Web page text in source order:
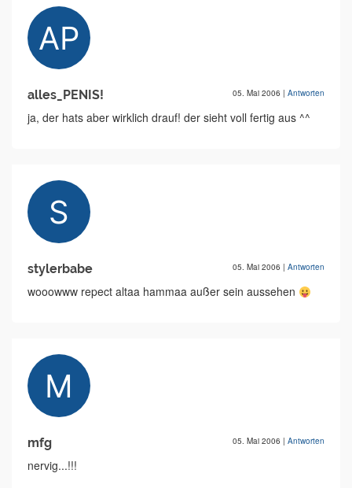
alles_PENIS! 05. Mai 2006 | Antworten
ja, der hats aber wirklich drauf! der sieht voll fertig aus ^^
stylerbabe 05. Mai 2006 | Antworten
wooowww repect altaa hammaa außer sein aussehen
mfg 05. Mai 2006 | Antworten
nervig...!!!